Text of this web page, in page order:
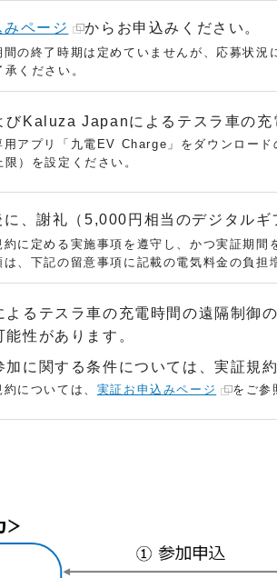
ページ からお申込みください。
間の終了時期は定めていませんが、応募状
承ください。
びKaluza Japanによるテスラ車の充
用アプリ「九電EV Charge」をダウンロー
限）を設定ください。
、謝礼（5,000円相当のデジタルギ
約に定める実施事項を遵守し、かつ実証期
は、下記の留意事項に記載の電気料金の負担
よるテスラ車の充電時間の遠隔制御
能性があります。
加に関する条件については、実証規約
約については、 実証お申込みページ をご参